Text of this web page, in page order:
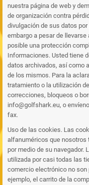
nuestra página de web y
de organización contra
divulgación de sus datos
embargo a pesar de
posible una protección
Informaciones. Usted tiene
datos archivados, así como
de los mismos. Para la
tratamiento o la utilización
correcciones, bloqueos o
info@golfshark.eu, o
fax.
Uso de las cookies. Las
alfanuméricos que nosotros
por medio de su navegador.
utilizada por casi todas las
comercio electrónico no
ejemplo, el carrito de la